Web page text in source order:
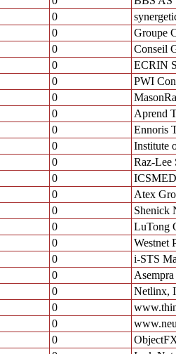
0
0
Groupe
0
Conseil
0
ECRIN
0
PWI
0
0
Aprend
0
Ennoris
0
Institute
0
Raz-Lee
0
0
Atex
0
Shenick
0
LuTong
0
Westnet
0
i-STS
0
0
Netlinx,
0
0
0